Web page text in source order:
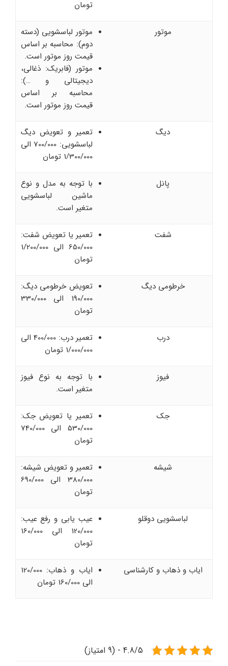
تومان
موتور
موتور لباسشویی (دسته
دوم): محاسبه بر اساس
قیمت روز موتور است.
موتور (فابریک: ذغالی،
دیجیتالی و …):
محاسبه بر اساس
قیمت روز موتور است.
دیگ
تعمیر و تعویض دیگ
لباسشویی: 700/000 الی
1/300/000 تومان
پانل
با توجه به مدل و نوع
ماشین لباسشویی
متغیر است.
شفت
تعمیر یا تعویض شفت:
650/000 الی 1/200/000
تومان
خرطومی دیگ
تعویض خرطومی دیگ:
190/000 الی 330/000
تومان
درب
تعمیر درب: 400/000 الی
1/000/000 تومان
فیوز
با توجه به نوع فیوز
متغیر است.
جک
تعمیر یا تعویض جک:
530/000 الی 740/000
تومان
شیشه
تعمیر و تعویض شیشه:
380/000 الی 690/000
تومان
لباسشویی دوقلو
عیب یابی و رفع عیب:
120/000 الی 160/000
تومان
ایاب و ذهاب و کارشناسی
ایاب و ذهاب: 120/000
الی 160/000 تومان
4.8/5 - (9 امتیاز)